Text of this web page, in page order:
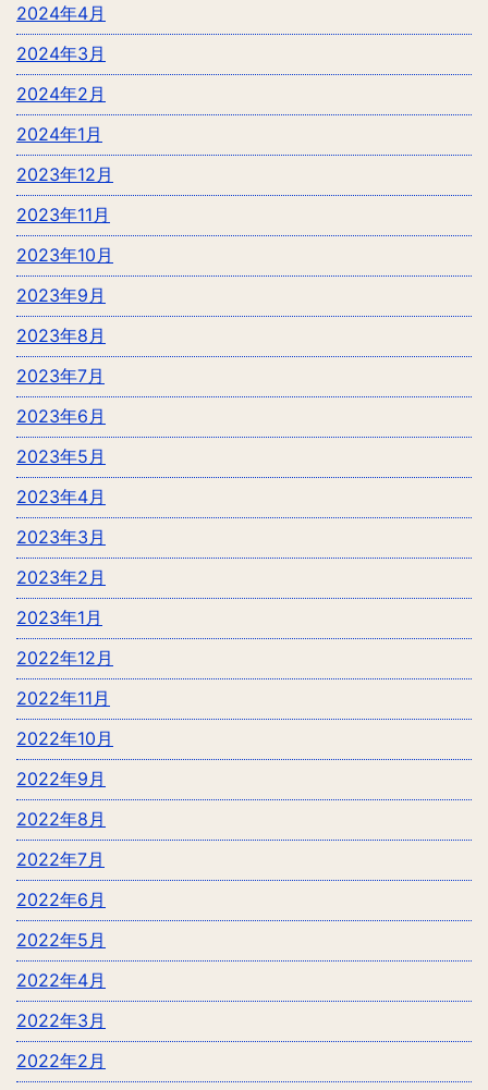
2024年4月
2024年3月
2024年2月
2024年1月
2023年12月
2023年11月
2023年10月
2023年9月
2023年8月
2023年7月
2023年6月
2023年5月
2023年4月
2023年3月
2023年2月
2023年1月
2022年12月
2022年11月
2022年10月
2022年9月
2022年8月
2022年7月
2022年6月
2022年5月
2022年4月
2022年3月
2022年2月